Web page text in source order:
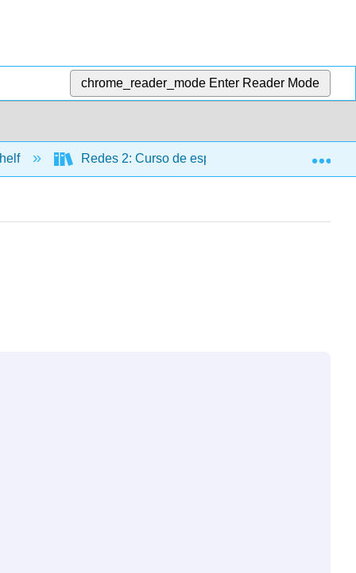
chrome_reader_mode Enter Reader Mode
Redes 2: Curso de español intermedio